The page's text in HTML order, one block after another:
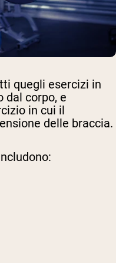
quegli esercizi in
dal corpo, e
in cui il
delle braccia.